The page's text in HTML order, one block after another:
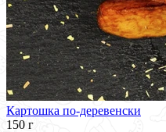
Картошка по-деревенски
150 г